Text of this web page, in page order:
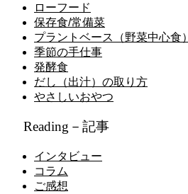
ローフード
保存食/常備菜
プラントベース（野菜中心食）
季節の手仕事
発酵食
だし（出汁）の取り方
やさしいおやつ
Reading－記事
インタビュー
コラム
ご感想